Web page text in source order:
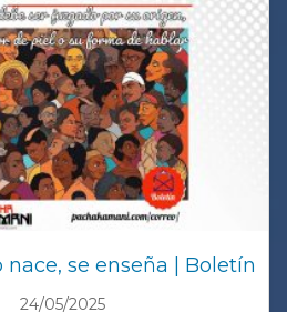
nace, se enseña | Boletín
24/05/2025